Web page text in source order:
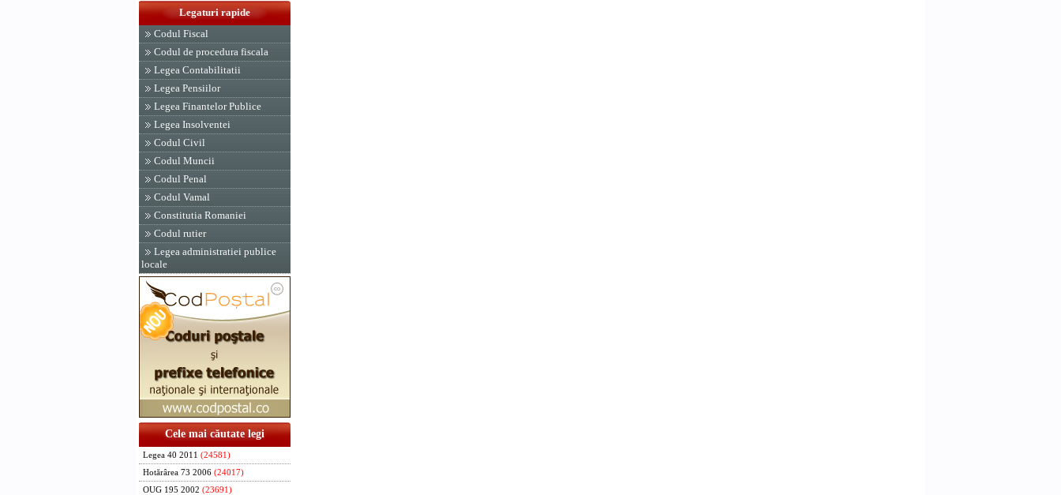
Legaturi rapide
Codul Fiscal
Codul de procedura fiscala
Legea Contabilitatii
Legea Pensiilor
Legea Finantelor Publice
Legea Insolventei
Codul Civil
Codul Muncii
Codul Penal
Codul Vamal
Constitutia Romaniei
Codul rutier
Legea administratiei publice
locale
Cele mai căutate legi
Legea 40 2011 (24581)
Hotărârea 73 2006 (24017)
OUG 195 2002 (23691)